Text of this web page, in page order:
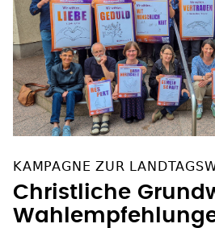
KAMPAGNE ZUR
Christliche